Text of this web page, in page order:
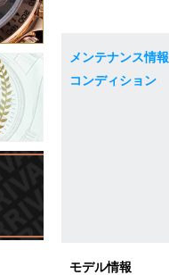
メンテナンス情報
コンディション
モデル情報